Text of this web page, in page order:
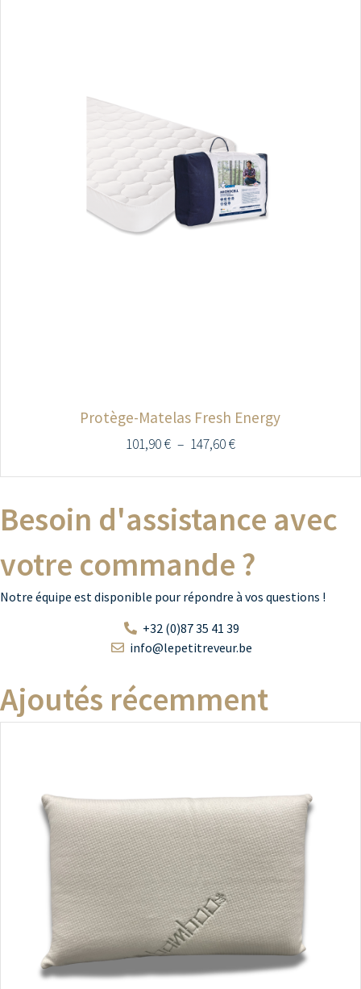
Protège-Matelas Fresh Energy
101,90€ – 147,60€
Besoin d'assistance avec
votre commande ?
Notre équipe est disponible pour répondre à vos questions !
+32 (0)87 35 41 39
info@lepetitreveur.be
Ajoutés récemment